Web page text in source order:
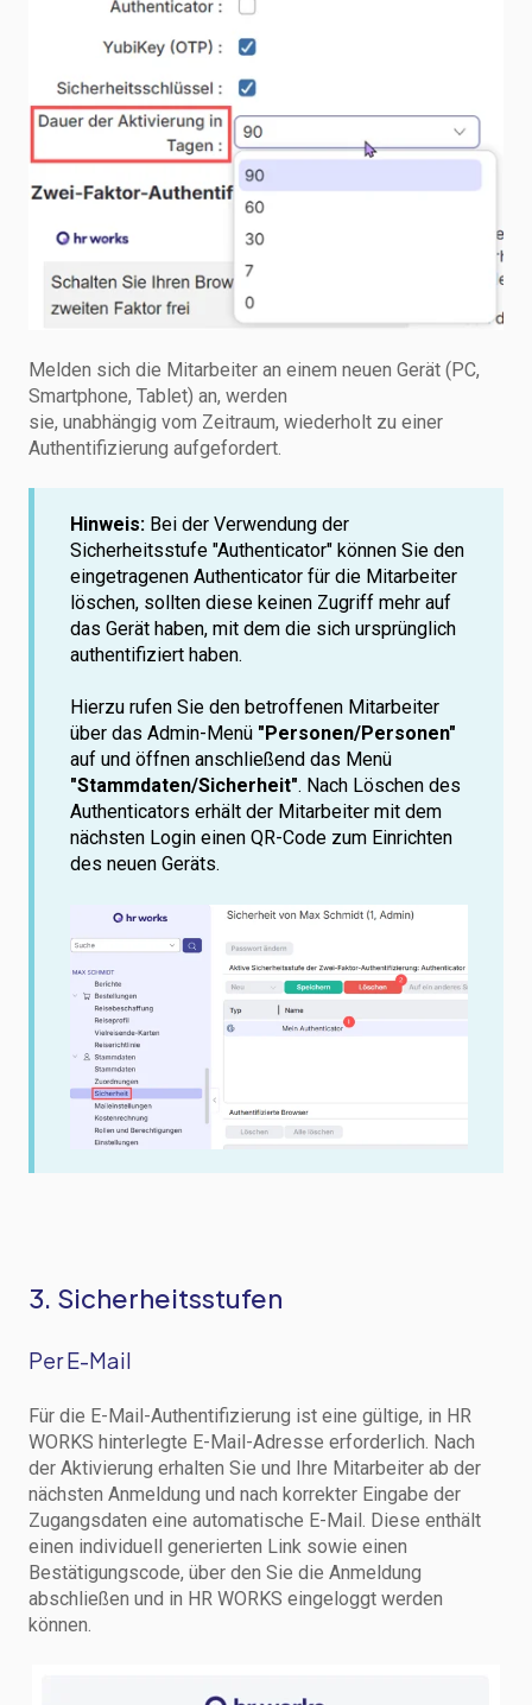
Melden sich die Mitarbeiter an einem neuen Gerät (PC,
Smartphone, Tablet) an, werden
sie, unabhängig vom Zeitraum, wiederholt zu einer
Authentifizierung aufgefordert.
Hinweis: Bei der Verwendung der
Sicherheitsstufe "Authenticator" können Sie den
eingetragenen Authenticator für die Mitarbeiter
löschen, sollten diese keinen Zugriff mehr auf
das Gerät haben, mit dem die sich ursprünglich
authentifiziert haben.
Hierzu rufen Sie den betroffenen Mitarbeiter
über das Admin-Menü "Personen/Personen"
auf und öffnen anschließend das Menü
"Stammdaten/Sicherheit". Nach Löschen des
Authenticators erhält der Mitarbeiter mit dem
nächsten Login einen QR-Code zum Einrichten
des neuen Geräts.
3. Sicherheitsstufen
Per E-Mail
Für die E-Mail-Authentifizierung ist eine gültige, in HR
WORKS hinterlegte E-Mail-Adresse erforderlich. Nach
der Aktivierung erhalten Sie und Ihre Mitarbeiter ab der
nächsten Anmeldung und nach korrekter Eingabe der
Zugangsdaten eine automatische E-Mail. Diese enthält
einen individuell generierten Link sowie einen
Bestätigungscode, über den Sie die Anmeldung
abschließen und in HR WORKS eingeloggt werden
können.